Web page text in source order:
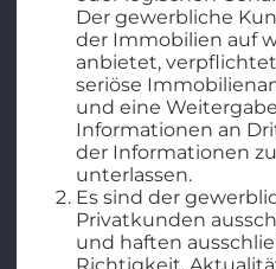
Der gewerbliche
der Immobilien auf
anbietet,
seriöse
und eine
Informationen an
der Informationen
unterlassen.
Es sind der
Privatkunden
und haften